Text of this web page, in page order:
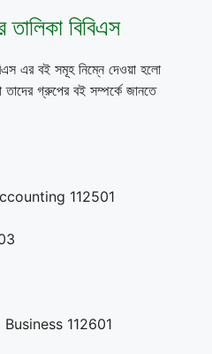
তালিকা বিবিএস
এর বই সমূহ নিম্নে দেওয়া হলো
তাদের গ্রুপের বই সম্পর্কে জানতে
112501
112601